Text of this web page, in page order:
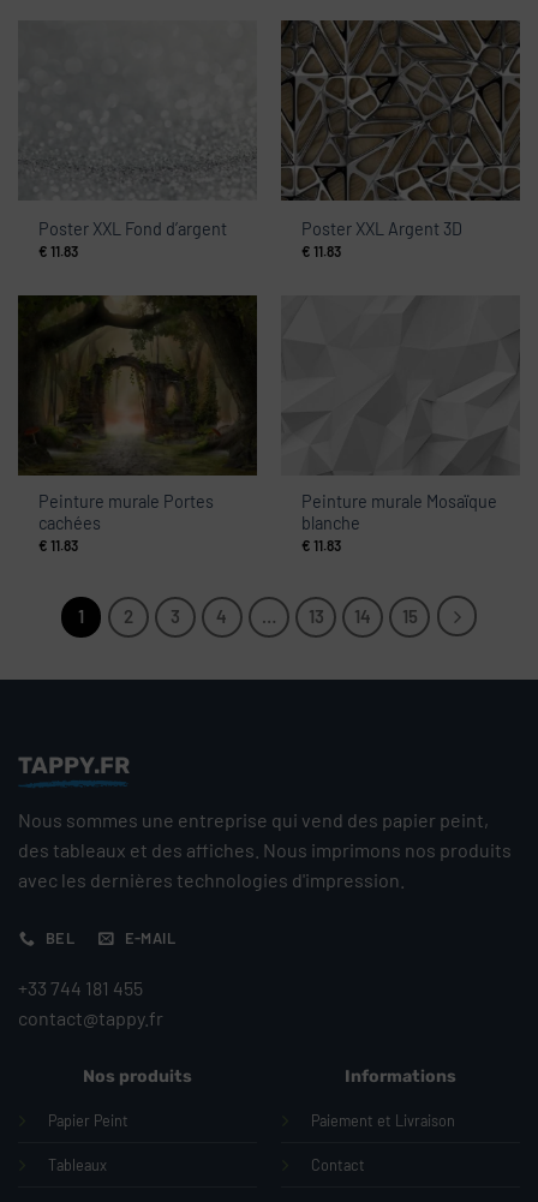
Poster XXL Fond d’argent
€ 11.83
Poster XXL Argent 3D
€ 11.83
Peinture murale Portes
cachées
€ 11.83
Peinture murale Mosaïque
blanche
€ 11.83
1 2 3 4 … 13 14 15
TAPPY.FR
Nous sommes une entreprise qui vend des papier peint,
des tableaux et des affiches. Nous imprimons nos produits
avec les dernières technologies d'impression.
BEL E-MAIL
+33 744 181 455
contact@tappy.fr
Nos produits
Papier Peint
Tableaux
Informations
Paiement et Livraison
Contact